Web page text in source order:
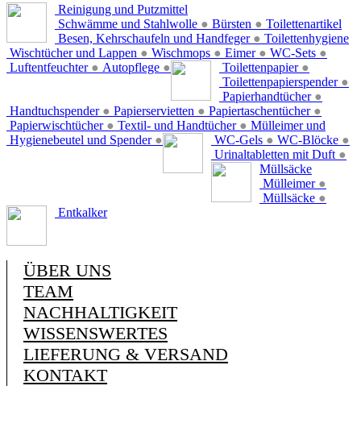
Reinigung und Putzmittel
Schwämme und Stahlwolle ● Bürsten ●
Besen, Kehrschaufeln und Handfeger ●
Wischtücher und Lappen ● Wischmops ● Eimer ● WC-Sets ●
Luftentfeuchter ● Autopflege ●
Toilettenartikel
Toilettenpapier ●
Toilettenpapierspender ●
Papierhandtücher ●
Handtuchspender ● Papierservietten ● Papiertaschentücher ●
Papierwischtücher ● Textil- und Handtücher ●
Hygienebeutel und Spender ●
Toilettenhygiene
WC-Gels ● WC-Blöcke ●
Urinaltabletten mit Duft ●
Mülleimer und
Müllsäcke
Mülleimer ●
Müllsäcke ●
Entkalker
ÜBER UNS
TEAM
NACHHALTIGKEIT
WISSENSWERTES
LIEFERUNG & VERSAND
KONTAKT